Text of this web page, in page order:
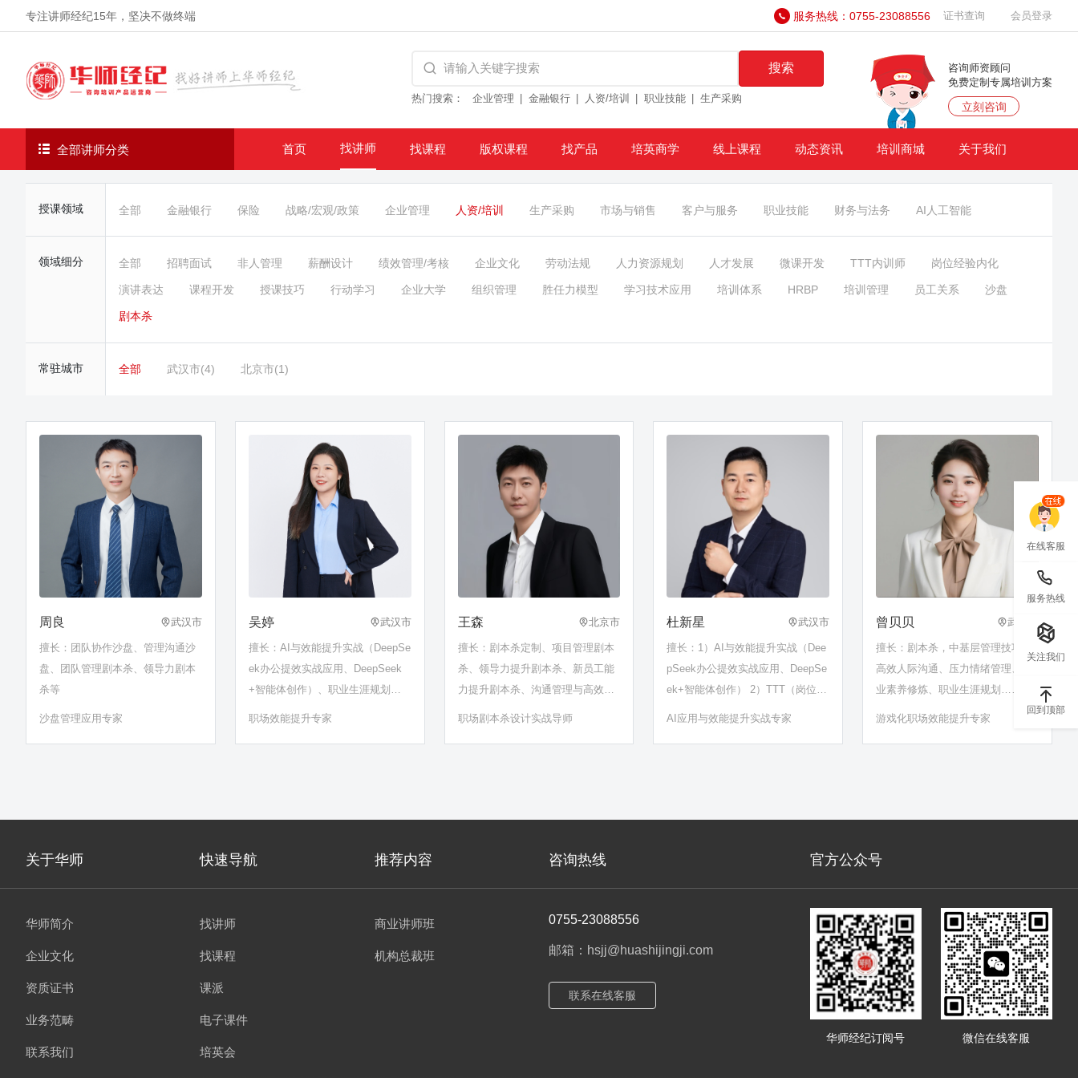
专注讲师经纪15年 ，坚决不做终端 服务热线：0755-23088556 证书查询 会员登录
搜索
热门搜索： 企业管理 金融银行 人资/培训 职业技能 生产采购
咨询师资顾问
免费定制专属培训方案
立刻咨询
全部讲师分类 首页 找讲师 找课程 版权课程 找产品 培英商学 线上课程 动态资讯 培训商城 关于我们
授课领域 全部 金融银行 保险 战略/宏观/政策 企业管理 人资/培训 生产采购 市场与销售 客户与服务 职业技能 财务与法务 AI人工智能
领域细分 全部 招聘面试 非人管理 薪酬设计 绩效管理/考核 企业文化 劳动法规 人力资源规划 人才发展 微课开发 TTT内训师 岗位经验内化
演讲表达 课程开发 授课技巧 行动学习 企业大学 组织管理 胜任力模型 学习技术应用 培训体系 HRBP 培训管理 员工关系 沙盘
剧本杀
常驻城市 全部 武汉市(4) 北京市(1)
周良 武汉市
擅长：团队协作沙盘、管理沟通沙
盘、团队管理剧本杀、领导力剧本
杀等
沙盘管理应用专家
吴婷 武汉市
擅长：AI与效能提升实战（DeepSe
ek办公提效实战应用、DeepSeek
+智能体创作）、职业生涯规划、
职场效能提升专家
王森 北京市
擅长：剧本杀定制、项目管理剧本
杀、领导力提升剧本杀、新员工能
力提升剧本杀、沟通管理与高效协
职场剧本杀设计实战导师
杜新星 武汉市
擅长：1）AI与效能提升实战（Dee
pSeek办公提效实战应用、DeepSe
ek+智能体创作） 2）TTT（岗位经
AI应用与效能提升实战专家
曾贝贝 武汉市
擅长：剧本杀，中基层管理技巧，
高效人际沟通、压力情绪管理、职
业素养修炼、职业生涯规划……
游戏化职场效能提升专家
关于华师 快速导航 推荐内容 咨询热线 官方公众号
华师简介
企业文化
资质证书
业务范畴
联系我们
找讲师
找课程
课派
电子课件
培英会
商业讲师班
机构总裁班
0755-23088556
邮箱：hsjj@huashijingji.com
联系在线客服
华师经纪订阅号 微信在线客服
在线客服
服务热线
关注我们
回到顶部